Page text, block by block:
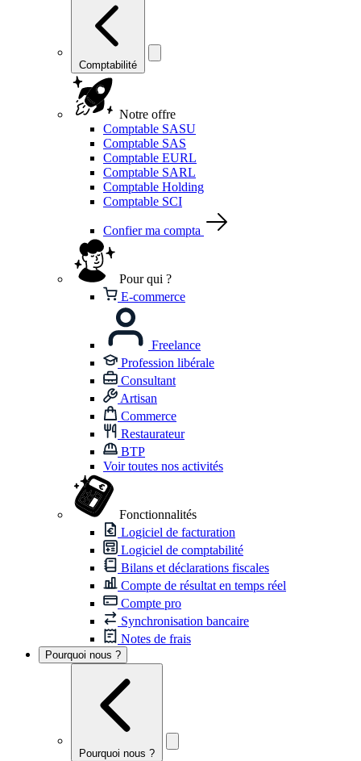
Comptabilité
Notre offre
Comptable SASU
Comptable SAS
Comptable EURL
Comptable SARL
Comptable Holding
Comptable SCI
Confier ma compta
Pour qui ?
E-commerce
Freelance
Profession libérale
Consultant
Artisan
Commerce
Restaurateur
BTP
Voir toutes nos activités
Fonctionnalités
Logiciel de facturation
Logiciel de comptabilité
Bilans et déclarations fiscales
Compte de résultat en temps réel
Compte pro
Synchronisation bancaire
Notes de frais
Pourquoi nous ?
Pourquoi nous ?